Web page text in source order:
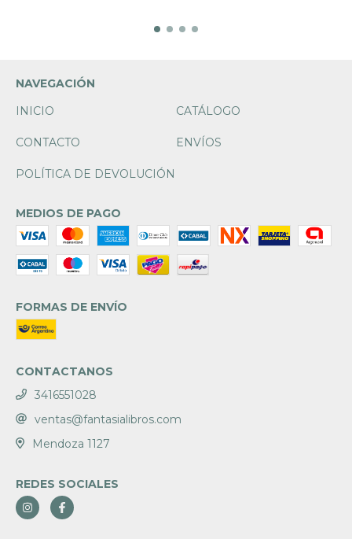
NAVEGACIÓN
INICIO
CATÁLOGO
CONTACTO ENVÍOS
POLÍTICA DE DEVOLUCIÓN
MEDIOS DE PAGO
FORMAS DE ENVÍO
CONTACTANOS
3416551028
ventas@fantasialibros.com
Mendoza 1127
REDES SOCIALES